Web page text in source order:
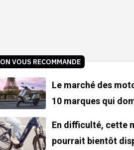
ON VOUS RECOMMANDE
Le marché des
10 marques qui
En difficulté, cette
pourrait bientôt